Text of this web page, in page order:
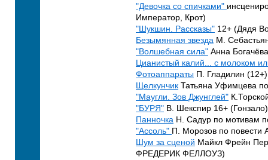
"Девочка со спичками"
Император, Крот)
"Шукшин. Рассказы" 12+ (Дядя
Безымянная звезда М.
"Волшебная сила" Анна
Цианистый калий... с молоком
Фотоаппараты П. Гладилин
Щелкунчик Татьяна Уфимцева
"Маугли. Зов Джунглей"
"БУРЯ" В. Шекспир 16+ (Гонзало)
Панночка Н. Садур по мотивам
"Ассоль" П. Морозов по повести
Шум за сценой Майкл Фрейн
ФРЕДЕРИК ФЕЛЛОУЗ)